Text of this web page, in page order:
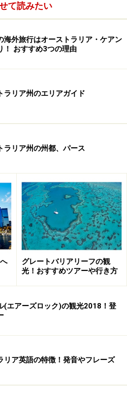
て読みたい
海外旅行はオーストラリア・ケアン
！ おすすめ3つの理由
ラリア州のエリアガイド
ラリア州の州都、パース
グレートバリアリーフの観
光！おすすめツアーや行き方
(エアーズロック)の観光2018！登
リア英語の特徴！発音やフレーズ